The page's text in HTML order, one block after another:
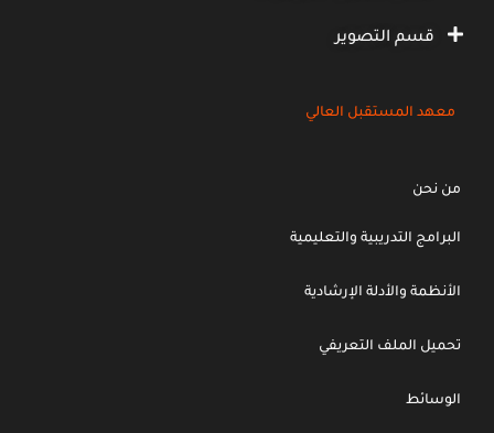
قسم التصوير
معهد المستقبل العالي
من نحن
البرامج التدريبية والتعليمية
الأنظمة والأدلة الإرشادية
تحميل الملف التعريفي
الوسائط